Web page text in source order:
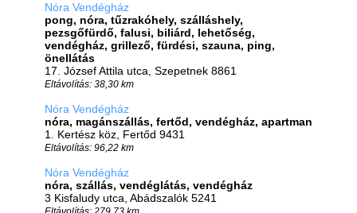
Nóra Vendégház
pong, nóra, tűzrakóhely, szálláshely,
pezsgőfürdő, falusi, biliárd, lehetőség,
vendégház, grillező, fürdési, szauna, ping,
önellátás
17. József Attila utca, Szepetnek 8861
Eltávolítás: 38,30 km
Nóra Vendégház
nóra, magánszállás, fertőd, vendégház, apartman
1. Kertész köz, Fertőd 9431
Eltávolítás: 96,22 km
Nóra Vendégház
nóra, szállás, vendéglátás, vendégház
3 Kisfaludy utca, Abádszalók 5241